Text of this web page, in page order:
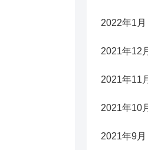
2022年1月
2021年12
2021年11
2021年10
2021年9月